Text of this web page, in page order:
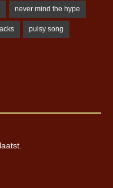
never mind the hype
pulsy song